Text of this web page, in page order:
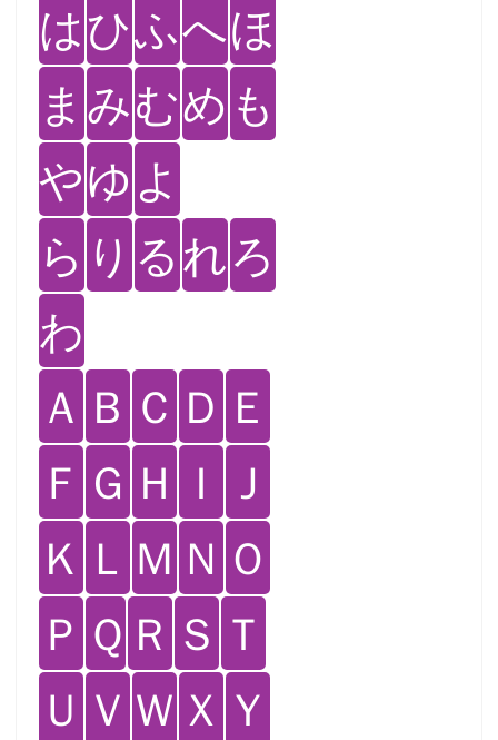
はひふへほ
ま みむめ も
やゆ よ
ら り るれろ
わ
Ａ Ｂ Ｃ Ｄ Ｅ
Ｆ Ｇ Ｈ Ｉ Ｊ
Ｋ Ｌ Ｍ Ｎ Ｏ
Ｐ Ｑ Ｒ Ｓ Ｔ
Ｕ Ｖ Ｗ Ｘ Ｙ